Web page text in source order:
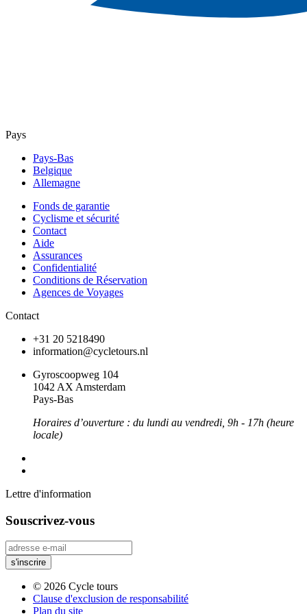
Pays
Pays-Bas
Belgique
Allemagne
Fonds de garantie
Cyclisme et sécurité
Contact
Aide
Assurances
Confidentialité
Conditions de Réservation
Agences de Voyages
Contact
+31 20 5218490
information@cycletours.nl
Gyroscoopweg 104
1042 AX Amsterdam
Pays-Bas
Horaires d’ouverture : du lundi au vendredi, 9h - 17h (heure
locale)
Lettre d'information
Souscrivez-vous
© 2026 Cycle tours
Clause d'exclusion de responsabilité
Plan du site